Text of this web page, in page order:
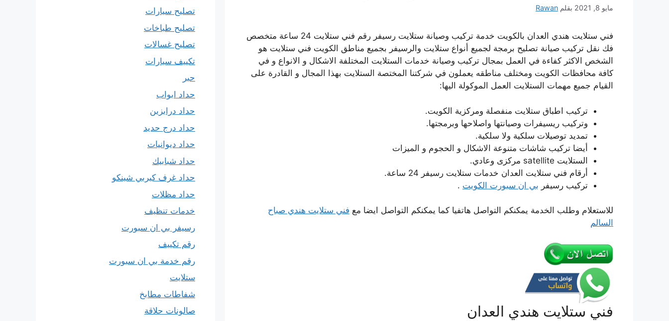
مايو 8, 2021 بقلم Rawan
فني ستلايت هندي العدان بالكويت خدمة تركيب وصيانة ستلايت رسيفر رقم فني ستلايت 24 ساعة متخصص
فك نقل تركيب صيانة تصليح برمجة لجميع أنواع ستلايت والرسيفر بجميع مناطق الكويت فني ستلايت هو
الشخص الاكثر كفاءة في العمل بمجال تركيب وصيانة خدمات الستلايت المختلفة الاشكال و الانواع و في
كافة محافظات الكويت ومختلف مناطقه يعملون في شركتنا المختصة الستلايت بهذا المجال و القادرة على
القيام جميع مهمات الستلايت العمل الموكولة اليها:
تركيب اطباق ستلايت منفصلة ومركزية الكويت.
وتركيب ريسيفرات وصيانتها واصلاحها وبرمجتها.
تمديد توصيلات سلكية ولا سلكية.
أيضا تركيب شاشات متنوعة الاشكال و الحجوم و الميزات
الستلايت satellite مركزى وعادي.
أرقام فني ستلايت العدان خدمات ستلايت رسيفر 24 ساعة.
تركيب رسيفر بي ان سبورت الكويت .
للاستعلام وطلب الخدمة يمكنكم التواصل هاتفيا كما يمكنكم التواصل ايضا مع فني ستلايت هندي صباح
السالم
فني ستلايت هندي العدان
تصليح سيارات
تصليح طباخات
تصليح غسالات
تكييف سيارات
حبر
حداد ابواب
حداد درابزين
حداد درج حديد
حداد ديوانيات
حداد شبابيك
حداد غرف كيربي شينكو
حداد مظلات
خدمات تنظيف
رسيفر بي ان سبورت
رقم تكييف
رقم خدمة بي ان سبورت
ستلايت
شفاطات مطابخ
صالونات حلاقة